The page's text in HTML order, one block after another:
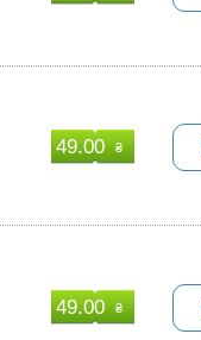
49.00 ₴
49.00 ₴